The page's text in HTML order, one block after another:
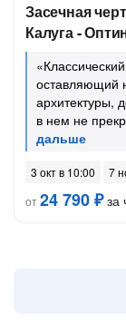
Засечная
Калуга -
оставляющий
архитектуры,
в нем не
3 окт в 10:00
7
от24 790 ₽за